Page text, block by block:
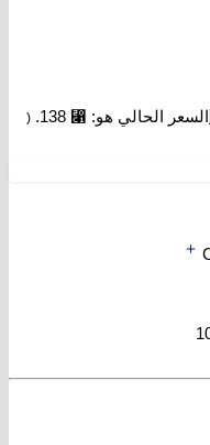
السعر الحالي هو: ⃁ 138.
(